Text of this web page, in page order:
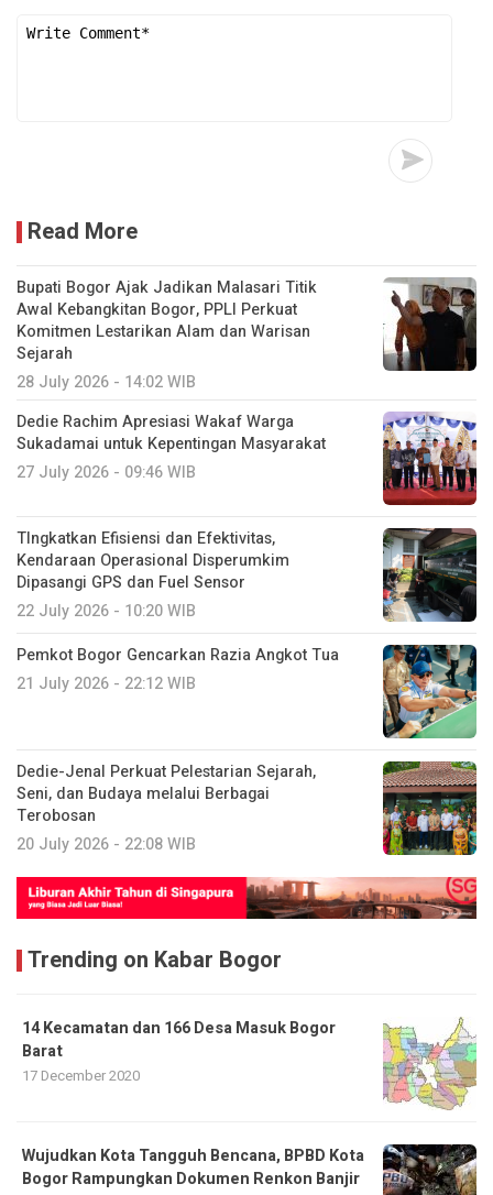
Read More
Bupati Bogor Ajak Jadikan Malasari Titik
Awal Kebangkitan Bogor, PPLI Perkuat
Komitmen Lestarikan Alam dan Warisan
Sejarah
28 July 2026 - 14:02 WIB
Dedie Rachim Apresiasi Wakaf Warga
Sukadamai untuk Kepentingan Masyarakat
27 July 2026 - 09:46 WIB
TIngkatkan Efisiensi dan Efektivitas,
Kendaraan Operasional Disperumkim
Dipasangi GPS dan Fuel Sensor
22 July 2026 - 10:20 WIB
Pemkot Bogor Gencarkan Razia Angkot Tua
21 July 2026 - 22:12 WIB
Dedie-Jenal Perkuat Pelestarian Sejarah,
Seni, dan Budaya melalui Berbagai
Terobosan
20 July 2026 - 22:08 WIB
Trending on Kabar Bogor
14 Kecamatan dan 166 Desa Masuk Bogor
Barat
17 December 2020
​Wujudkan Kota Tangguh Bencana, BPBD Kota
Bogor Rampungkan Dokumen Renkon Banjir